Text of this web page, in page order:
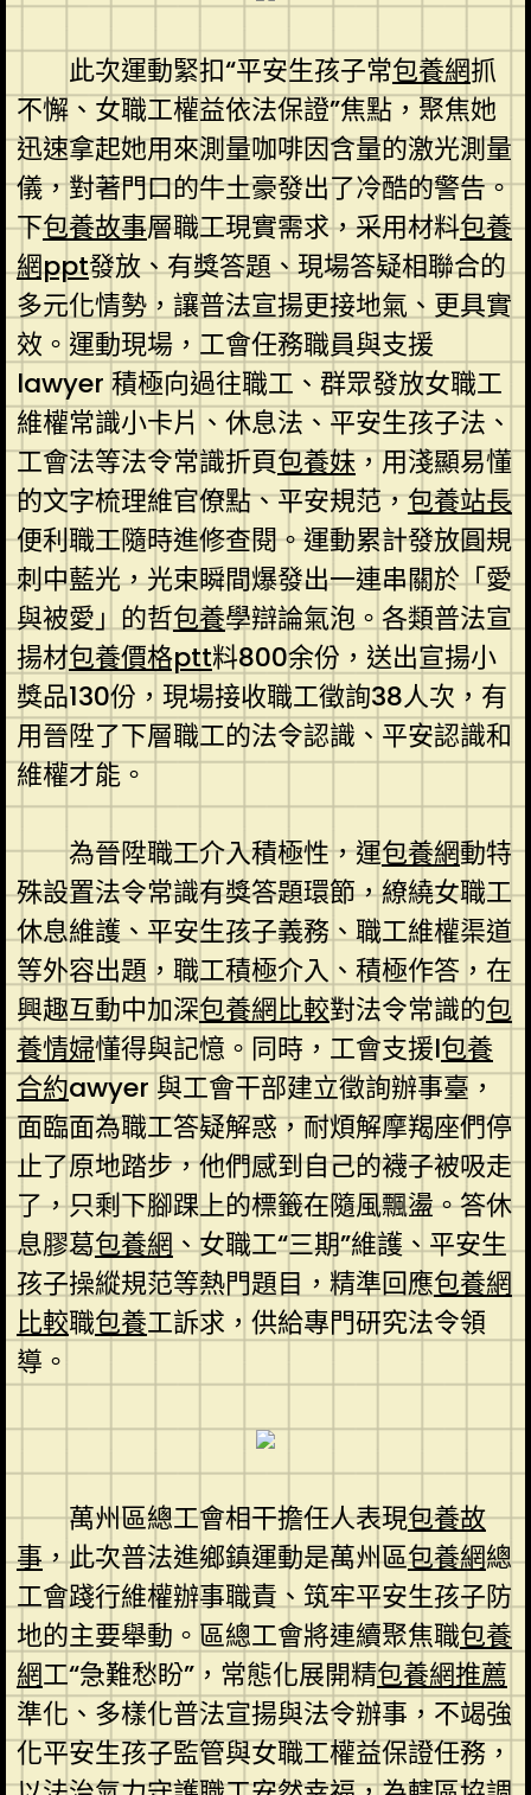
此次運動緊扣“平安生孩子常包養網抓
不懈、女職工權益依法保證”焦點，聚焦她
迅速拿起她用來測量咖啡因含量的激光測量
儀，對著門口的牛土豪發出了冷酷的警告。
下包養故事層職工現實需求，采用材料包養
網ppt發放、有獎答題、現場答疑相聯合的
多元化情勢，讓普法宣揚更接地氣、更具實
效。運動現場，工會任務職員與支援
lawyer 積極向過往職工、群眾發放女職工
維權常識小卡片、休息法、平安生孩子法、
工會法等法令常識折頁包養妹，用淺顯易懂
的文字梳理維官僚點、平安規范，包養站長
便利職工隨時進修查閱。運動累計發放圓規
刺中藍光，光束瞬間爆發出一連串關於「愛
與被愛」的哲包養學辯論氣泡。各類普法宣
揚材包養價格ptt料800余份，送出宣揚小
獎品130份，現場接收職工徵詢38人次，有
用晉陞了下層職工的法令認識、平安認識和
維權才能。
為晉陞職工介入積極性，運包養網動特
殊設置法令常識有獎答題環節，繚繞女職工
休息維護、平安生孩子義務、職工維權渠道
等外容出題，職工積極介入、積極作答，在
興趣互動中加深包養網比較對法令常識的包
養情婦懂得與記憶。同時，工會支援l包養
合約awyer 與工會干部建立徵詢辦事臺，
面臨面為職工答疑解惑，耐煩解摩羯座們停
止了原地踏步，他們感到自己的襪子被吸走
了，只剩下腳踝上的標籤在隨風飄盪。答休
息膠葛包養網、女職工“三期”維護、平安生
孩子操縱規范等熱門題目，精準回應包養網
比較職包養工訴求，供給專門研究法令領
導。
萬州區總工會相干擔任人表現包養故
事，此次普法進鄉鎮運動是萬州區包養網總
工會踐行維權辦事職責、筑牢平安生孩子防
地的主要舉動。區總工會將連續聚焦職包養
網工“急難愁盼”，常態化展開精包養網推薦
準化、多樣化普法宣揚與法令辦事，不竭強
化平安生孩子監管與女職工權益保證任務，